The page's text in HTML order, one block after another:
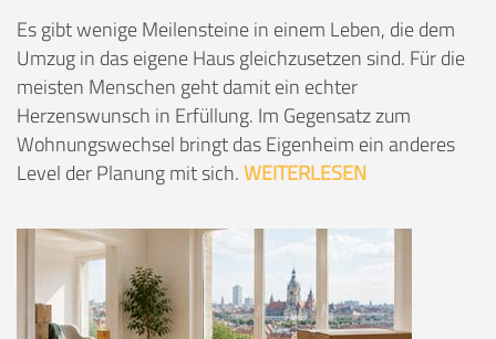
Es gibt wenige Meilensteine in einem Leben, die dem
Umzug in das eigene Haus gleichzusetzen sind. Für die
meisten Menschen geht damit ein echter
Herzenswunsch in Erfüllung. Im Gegensatz zum
Wohnungswechsel bringt das Eigenheim ein anderes
Level der Planung mit sich.WEITERLESEN